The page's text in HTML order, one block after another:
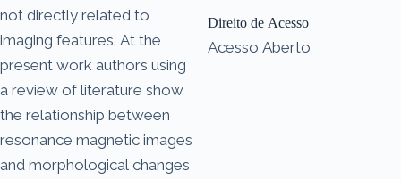
not directly related to
imaging features. At the
present work authors using
a review of literature show
the relationship between
resonance magnetic images
and morphological changes
Direito de Acesso
Acesso Aberto